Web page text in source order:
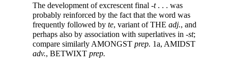
The development of excrescent final -t. . . was
probably reinforced by the fact that the word was
frequently followed by te, variant of THE adj., and
perhaps also by association with superlatives in -st;
compare similarly AMONGST prep. 1a, AMIDST
adv., BETWIXT prep.